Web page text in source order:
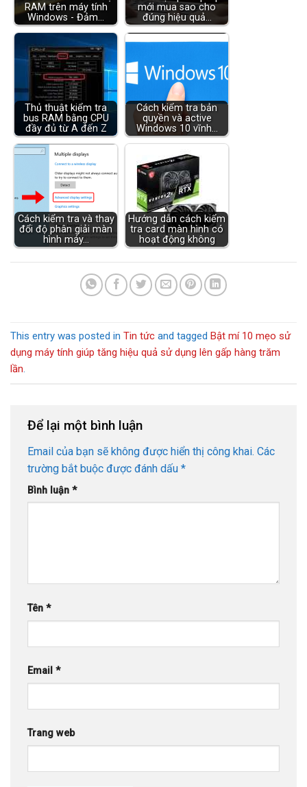
RAM trên máy tính
Windows - Đảm…
mới mua sao cho
đúng hiệu quả…
Thủ thuật kiểm tra
bus RAM bằng CPU
đầy đủ từ A đến Z
Cách kiểm tra bản
quyền và active
Windows 10 vĩnh…
Cách kiểm tra và thay
đổi độ phân giải màn
hình máy…
Hướng dẫn cách kiểm
tra card màn hình có
hoạt động không
This entry was posted in Tin tức and tagged Bật mí 10 mẹo sử
dụng máy tính giúp tăng hiệu quả sử dụng lên gấp hàng trăm
lần.
Để lại một bình luận
Email của bạn sẽ không được hiển thị công khai. Các
trường bắt buộc được đánh dấu *
Bình luận *
Tên *
Email *
Trang web